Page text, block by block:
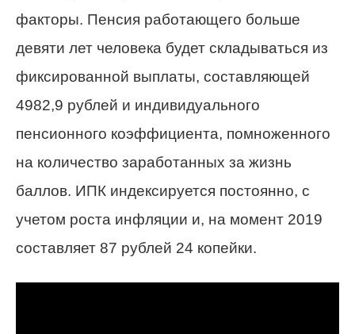
факторы. Пенсия работающего больше
девяти лет человека будет складываться из
фиксированной выплаты, составляющей
4982,9 рублей и индивидуального
пенсионного коэффициента, помноженного
на количество заработанных за жизнь
баллов. ИПК индексируется постоянно, с
учетом роста инфляции и, на момент 2019
составляет 87 рублей 24 копейки.